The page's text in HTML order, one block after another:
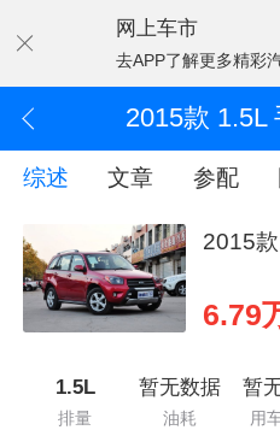
网上车市
去APP了解更多精彩
2015款 1.5L
综述 文章 参配
2015
6.79
1.5L
排量
暂无数据
油耗
暂
用